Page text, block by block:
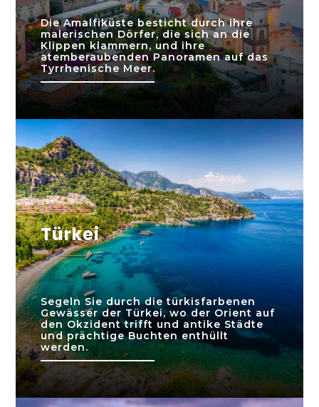
Die Amalfiküste besticht durch ihre
malerischen Dörfer, die sich an die
Klippen klammern, und ihre
atemberaubenden Panoramen auf das
Tyrrhenische Meer.
Türkei
Segeln Sie durch die türkisfarbenen
Gewässer der Türkei, wo der Orient auf
den Okzident trifft und antike Städte
und prächtige Buchten enthüllt
werden.